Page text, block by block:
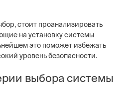
стоит проанализировать
на установку системы
это поможет избежать
уровень безопасности.
выбора системы